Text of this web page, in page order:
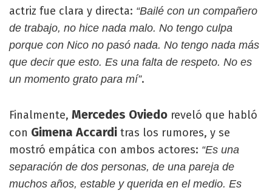
actriz fue clara y directa: “Bailé con un compañero
de trabajo, no hice nada malo. No tengo culpa
porque con Nico no pasó nada. No tengo nada más
que decir que esto. Es una falta de respeto. No es
un momento grato para mí”.
Finalmente, Mercedes Oviedo reveló que habló
con Gimena Accardi tras los rumores, y se
mostró empática con ambos actores: “Es una
separación de dos personas, de una pareja de
muchos años, estable y querida en el medio. Es